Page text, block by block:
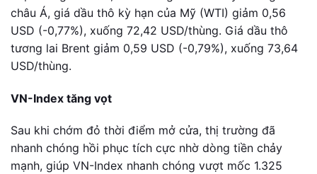
châu Á, giá dầu thô kỳ hạn của Mỹ (WTI) giảm 0,56
USD (-0,77%), xuống 72,42 USD/thùng. Giá dầu thô
tương lai Brent giảm 0,59 USD (-0,79%), xuống 73,64
USD/thùng.
VN-Index tăng vọt
Sau khi chớm đỏ thời điểm mở cửa, thị trường đã
nhanh chóng hồi phục tích cực nhờ dòng tiền chảy
mạnh, giúp VN-Index nhanh chóng vượt mốc 1.325